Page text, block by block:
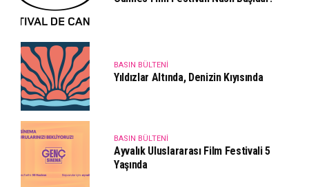
BASIN BÜLTENI
Yıldızlar Altında, Denizin Kıyısında
BASIN BÜLTENI
Ayvalık Uluslararası Film Festivali 5
Yaşında